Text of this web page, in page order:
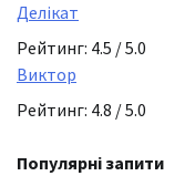
Делікат
Рейтинг: 4.5 / 5.0
Виктор
Рейтинг: 4.8 / 5.0
Популярні запити